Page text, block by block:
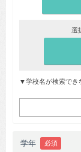
選
▼学校名が検索でき
学年 必須